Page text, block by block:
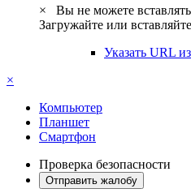
×
Вы не можете
Загружайте или
Указать URL
×
Компьютер
Планшет
Смартфон
Проверка безопасности
Отправить жалобу